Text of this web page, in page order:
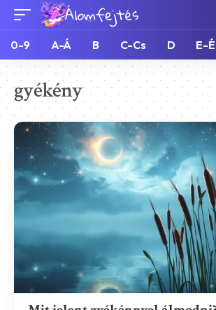
0-9 A-Á B C-Cs D E-É
gyékény